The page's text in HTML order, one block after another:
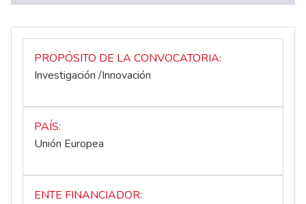
PROPÓSITO DE LA CONVOCATORIA
Investigación /Innovación
PAÍS
Unión Europea
ENTE FINANCIADOR